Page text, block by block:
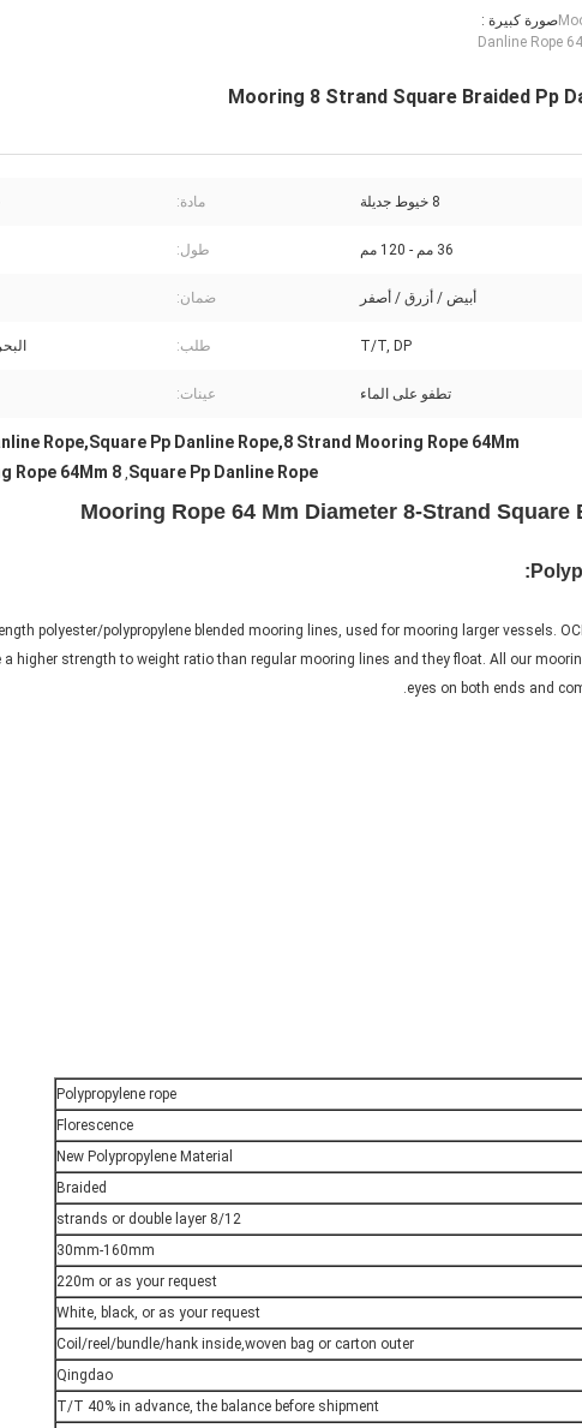
صورة كبيرة :
Danline Rope
Mooring 8 Strand Square Braided Pp
8 خيوط جديلة مادة:
36 مم - 120 مم طول:
أبيض / أزرق / أصفر ضمان:
T/T, DP طلب:
تطفو على الماء عينات:
Rope,Square Pp Danline Rope,8 Strand Mooring Rope 64Mm
Square Pp Danline Rope
,
8 Strand Mooring Rope 64Mm
Mooring Rope 64 Mm Diameter 8-Strand Square
polyester/polypropylene blended mooring lines, used for mooring larger vessels.
a higher strength to weight ratio than regular mooring lines and they float. All our
eyes on both ends and
Polypropylene rope
Florescence
New Polypropylene Material
Braided
8/12 strands or double layer
30mm-160mm
220m or as your request
White, black, or as your request
Coil/reel/bundle/hank inside,woven bag or carton outer
Qingdao
T/T 40% in advance, the balance before shipment